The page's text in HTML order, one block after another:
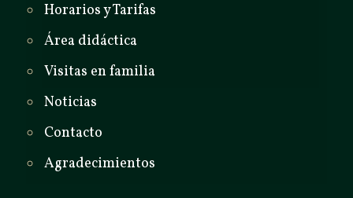
Horarios y Tarifas
Área didáctica
Visitas en familia
Noticias
Contacto
Agradecimientos